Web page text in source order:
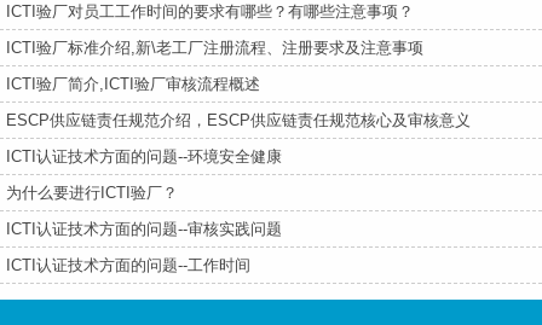
ICTI验厂对员工工作时间的要求有哪些？有哪些注意事项？
ICTI验厂标准介绍,新\老工厂注册流程、注册要求及注意事项
ICTI验厂简介,ICTI验厂审核流程概述
​ESCP供应链责任规范介绍，ESCP供应链责任规范核心及审核意义
ICTI认证技术方面的问题--环境安全健康
为什么要进行ICTI验厂？
ICTI认证技术方面的问题--审核实践问题
ICTI认证技术方面的问题--工作时间